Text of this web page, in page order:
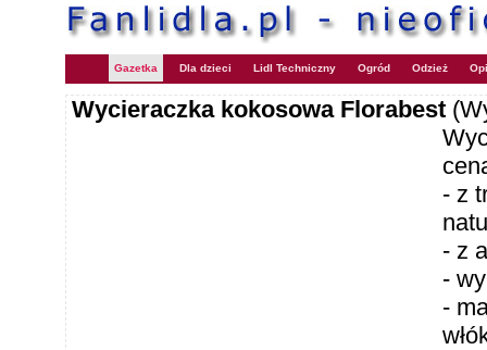
Gazetka Dla dzieci Lidl Techniczny Ogród Odzież
Wycieraczka kokosowa Florabest
- z
- z
-
-